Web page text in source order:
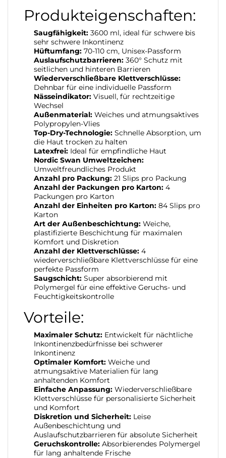
Produkteigenschaften:
Saugfähigkeit: 3600 ml, ideal für schwere bis
sehr schwere Inkontinenz
Hüftumfang: 70-110 cm, Unisex-Passform
Auslaufschutzbarrieren: 360° Schutz mit
seitlichen und hinteren Barrieren
Wiederverschließbare Klettverschlüsse:
Dehnbar für eine individuelle Passform
Nässeindikator: Visuell, für rechtzeitige
Wechsel
Außenmaterial: Weiches und atmungsaktives
Polypropylen-Vlies
Top-Dry-Technologie: Schnelle Absorption, um
die Haut trocken zu halten
Latexfrei: Ideal für empfindliche Haut
Nordic Swan Umweltzeichen:
Umweltfreundliches Produkt
Anzahl pro Packung: 21 Slips pro Packung
Anzahl der Packungen pro Karton: 4
Packungen pro Karton
Anzahl der Einheiten pro Karton: 84 Slips pro
Karton
Art der Außenbeschichtung: Weiche,
plastifizierte Beschichtung für maximalen
Komfort und Diskretion
Anzahl der Klettverschlüsse: 4
wiederverschließbare Klettverschlüsse für eine
perfekte Passform
Saugschicht: Super absorbierend mit
Polymergel für eine effektive Geruchs- und
Feuchtigkeitskontrolle
Vorteile:
Maximaler Schutz: Entwickelt für nächtliche
Inkontinenzbedürfnisse bei schwerer
Inkontinenz
Optimaler Komfort: Weiche und
atmungsaktive Materialien für lang
anhaltenden Komfort
Einfache Anpassung: Wiederverschließbare
Klettverschlüsse für personalisierte Sicherheit
und Komfort
Diskretion und Sicherheit: Leise
Außenbeschichtung und
Auslaufschutzbarrieren für absolute Sicherheit
Geruchskontrolle: Absorbierendes Polymergel
für lang anhaltende Frische